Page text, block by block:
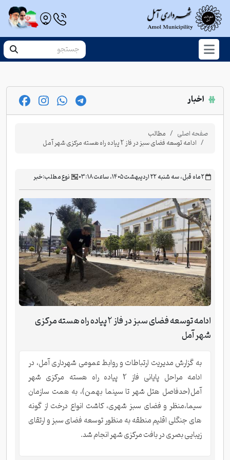
اخبار
صفحه اصلی مطالب
ادامه توسعه فضای سبز در فاز 2 پیاده راه هسته مرکزی شهر آمل
‫۲ ماه قبل، سه شنبه ۲۲ اردیبهشت ۱۴۰۵، ساعت ۰۳:۱۸ نوع مطلب:خبر
ادامه توسعه فضای سبز در فاز 2 پیاده راه هسته مرکزی
شهر آمل
به گزارش مدیریت ارتباطات و روابط عمومی شهرداری آمل، در
ادامه مراحل پایانی فاز 2 پیاده راه هسته مرکزی شهر
آمل(حدفاصل هتل شهر تا سینما بهمن)، به همت سازمان
سیما،منظر و فضای سبز شهری، کاشت انواع درخت از گونه
های جنگلی اقلیم منطقه به منظور توسعه فضای سبز و ارتقای
زیبایی بصری در بافت مرکزی شهر انجام شد.